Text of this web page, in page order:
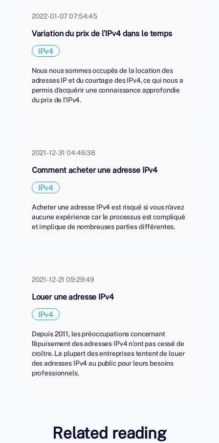
2022-01-07 07:54:45
Variation du prix de l'IPv4 dans le temps
IPv4
Nous nous sommes occupés de la location des
adresses IP et du courtage des IPv4, ce qui nous a
permis d'acquérir une connaissance approfondie
du prix de l'IPv4.
2021-12-31 04:46:38
Comment acheter une adresse IPv4
IPv4
Acheter une adresse IPv4 est risqué si vous n'avez
aucune expérience car le processus est compliqué
et implique de nombreuses parties différentes.
2021-12-21 09:29:49
Louer une adresse IPv4
IPv4
Depuis 2011, les préoccupations concernant
l'épuisement des adresses IPv4 n’ont pas cessé de
croître. La plupart des entreprises tentent de louer
des adresses IPv4 au public pour leurs besoins
professionnels.
Related reading